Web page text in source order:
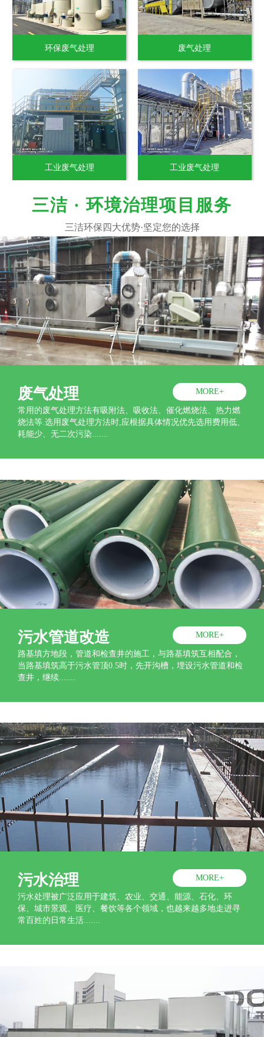
环保废气处理 废气处理
工业废气处理 工业废气处理
三洁 · 环境治理项目服务
三洁环保四大优势·坚定您的选择
废气处理 MORE+
常用的废气处理方法有吸附法、吸收法、催化燃烧法、热力燃
烧法等.选用废气处理方法时,应根据具体情况优先选用费用低、
耗能少、无二次污染.......
污水管道改造 MORE+
路基填方地段，管道和检查井的施工，与路基填筑互相配合，
当路基填筑高于污水管顶0.5时，先开沟槽，埋设污水管道和检
查井，继续.......
污水治理 MORE+
污水处理被广泛应用于建筑、农业、交通、能源、石化、环
保、城市景观、医疗、餐饮等各个领域，也越来越多地走进寻
常百姓的日常生活.......